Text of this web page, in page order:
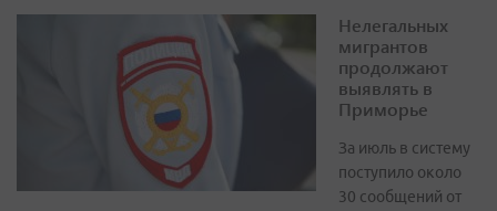
Нелегальных
мигрантов
продолжают
выявлять в
Приморье
За июль в систему
поступило около
30 сообщений от